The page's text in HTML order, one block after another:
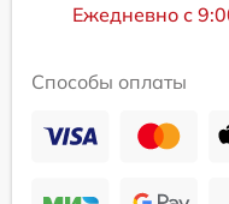
Ежедневно с
Способы оплаты